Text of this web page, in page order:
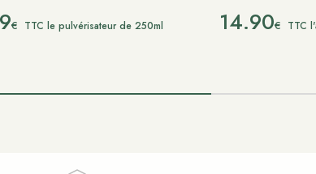
€ TTC le pulvérisateur de 250ml 14.90€ TTC